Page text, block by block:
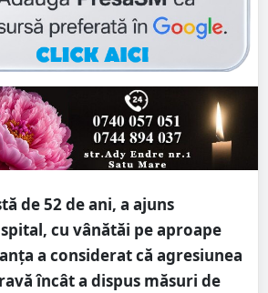
de 52 de ani, a ajuns
cu vânătăi pe aproape
a considerat că agresiunea
încât a dispus măsuri de